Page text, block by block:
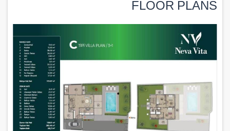
FLOOR PLANS